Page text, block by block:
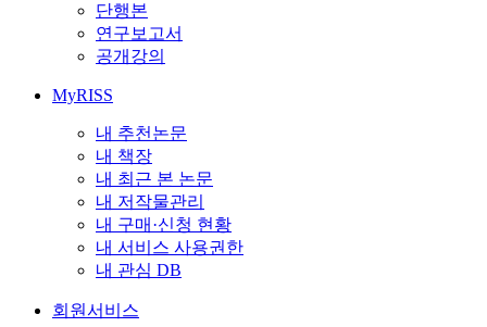
단행본
연구보고서
공개강의
MyRISS
내 추천논문
내 책장
내 최근 본 논문
내 저작물관리
내 구매·신청 현황
내 서비스 사용권한
내 관심 DB
회원서비스